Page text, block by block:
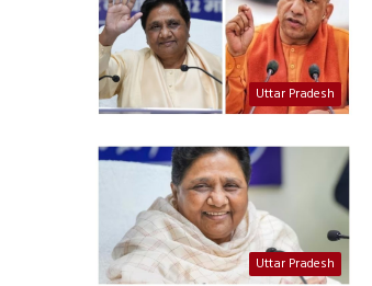
Uttar Pradesh
Uttar Pradesh